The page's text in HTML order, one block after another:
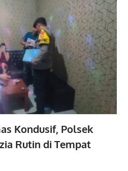
Kondusif, Polsek
Rutin di Tempat